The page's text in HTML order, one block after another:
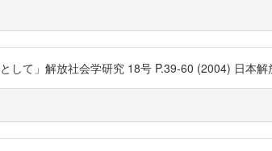
して」解放社会学研究 18号 P.39-60 (2004) 日本